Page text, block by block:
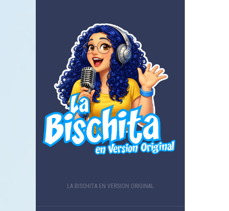
LA BISCHITA EN VERSION ORIGINAL